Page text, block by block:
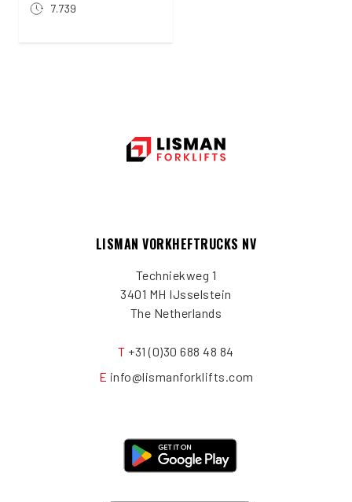
7.739
LISMAN VORKHEFTRUCKS NV
Techniekweg 1
3401 MH IJsselstein
The Netherlands
T +31 (0)30 688 48 84
E info@lismanforklifts.com